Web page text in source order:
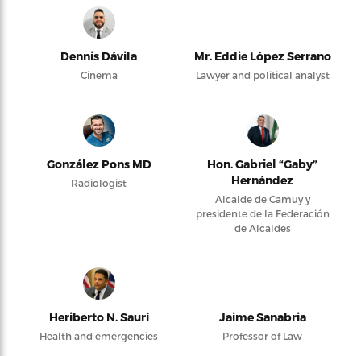
Dennis Dávila
Cinema
Mr. Eddie López Serrano
Lawyer and political analyst
González Pons MD
Radiologist
Hon. Gabriel “Gaby”
Hernández
Alcalde de Camuy y
presidente de la Federación
de Alcaldes
Heriberto N. Saurí
Health and emergencies
Jaime Sanabria
Professor of Law